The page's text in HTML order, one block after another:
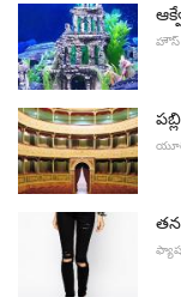
హౌస్
తన